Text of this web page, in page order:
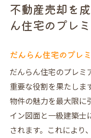
成功事例か
松虫通エリアの
松虫通エリ
地域特性を
買主に訴求
地域コミュ
専門家によ
不動産売却を
ん住宅のプレ
だんらん住宅のプレ
だんらん住宅のプレミ
重要な役割を果たしま
物件の魅力を最大限に
イン図面と一級建築士
されます。これにより